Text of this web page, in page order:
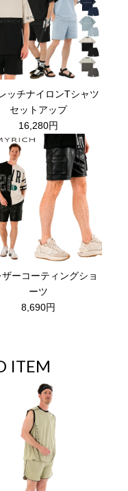
ッチナイロンTシャツ
セットアップ
16,280円
ザーコーティングショ
ーツ
8,690円
ITEM